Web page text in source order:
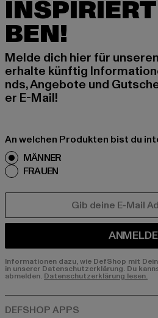
BEN!
Melde dich hier für
erhalte künftig
nds, Angebote und
er E-Mail!
An welchen Produkten bist du
MÄNNER
FRAUEN
Informationen dazu, wie DefShop mit
in unserer Datenschutzerklärung. Du
abmelden. Datenschutzerklärung lesen.